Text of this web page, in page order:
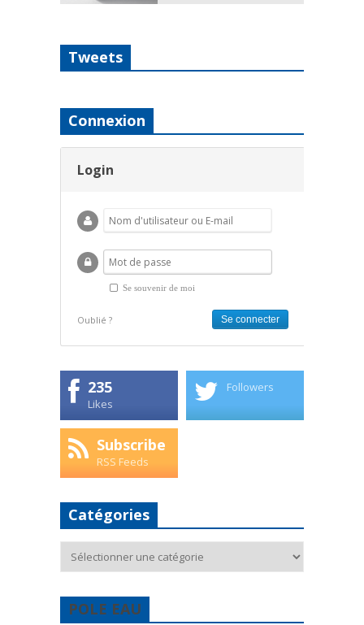
Tweets
Connexion
Login
Se souvenir de moi
Oublié ?
235
Likes
Followers
Subscribe
RSS Feeds
Catégories
POLE EAU